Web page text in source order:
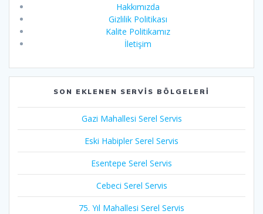
Hakkımızda
Gizlilik Politikası
Kalite Politikamız
İletişim
SON EKLENEN SERVIS BÖLGELERI
Gazi Mahallesi Serel Servis
Eski Habipler Serel Servis
Esentepe Serel Servis
Cebeci Serel Servis
75. Yıl Mahallesi Serel Servis